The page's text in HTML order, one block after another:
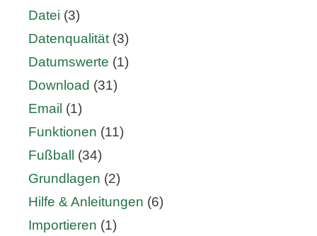
Datei (3)
Datenqualität (3)
Datumswerte (1)
Download (31)
Email (1)
Funktionen (11)
Fußball (34)
Grundlagen (2)
Hilfe & Anleitungen (6)
Importieren (1)